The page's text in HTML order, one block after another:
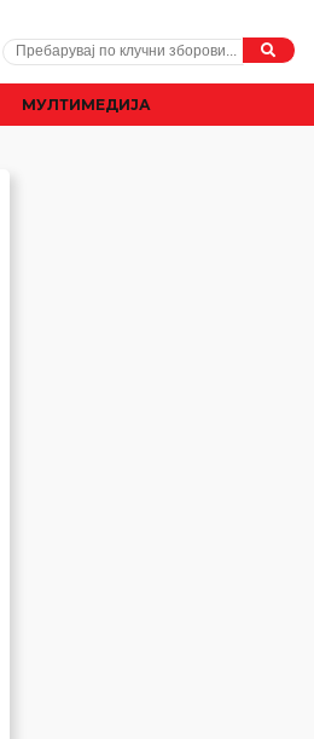
МУЛТИМЕДИЈА